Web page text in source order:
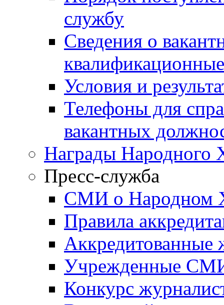
службу
Сведения о
Условия и
Телефоны для
вакантных
Награды Народного
Пресс-служба
СМИ о Народном
Правила
Учрежденные
Конкурс